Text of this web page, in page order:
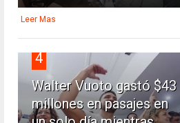
Leer Mas
4
Walter Vuoto gastó $43
millones en pasajes en